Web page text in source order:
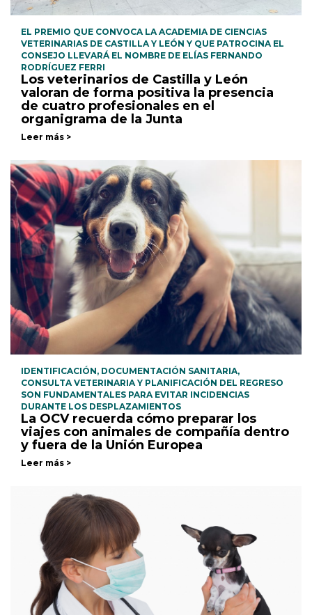
EL PREMIO QUE CONVOCA LA ACADEMIA DE CIENCIAS
VETERINARIAS DE CASTILLA Y LEÓN Y QUE PATROCINA EL
CONSEJO LLEVARÁ EL NOMBRE DE ELÍAS FERNANDO
RODRÍGUEZ FERRI
Los veterinarios de Castilla y León
valoran de forma positiva la presencia
de cuatro profesionales en el
organigrama de la Junta
Leer más >
IDENTIFICACIÓN, DOCUMENTACIÓN SANITARIA,
CONSULTA VETERINARIA Y PLANIFICACIÓN DEL REGRESO
SON FUNDAMENTALES PARA EVITAR INCIDENCIAS
DURANTE LOS DESPLAZAMIENTOS
La OCV recuerda cómo preparar los
viajes con animales de compañía dentro
y fuera de la Unión Europea
Leer más >